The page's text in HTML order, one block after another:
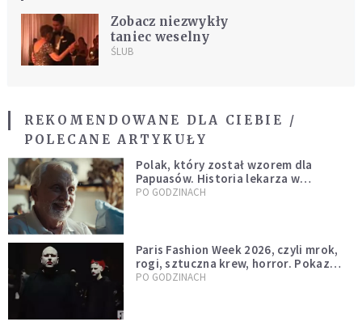
Zobacz niezwykły
taniec weselny
ŚLUB
REKOMENDOWANE DLA CIEBIE /
POLECANE ARTYKUŁY
Polak, który został wzorem dla
Papuasów. Historia lekarza w
sutannie, który uleczył dżunglę
PO GODZINACH
Paris Fashion Week 2026, czyli mrok,
rogi, sztuczna krew, horror. Pokaz
mody czy fascynacja diabłem?
PO GODZINACH